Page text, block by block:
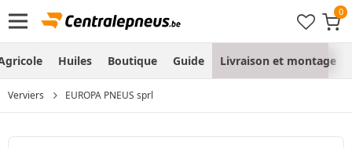
Huiles Boutique Guide Livraison et montage
Verviers EUROPA PNEUS sprl